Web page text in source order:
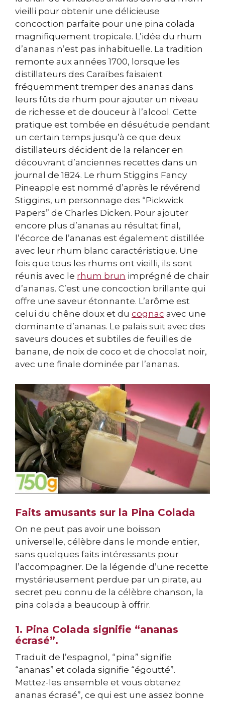
vieilli pour obtenir une délicieuse
concoction parfaite pour une pina colada
magnifiquement tropicale. L’idée du rhum
d’ananas n’est pas inhabituelle. La tradition
remonte aux années 1700, lorsque les
distillateurs des Caraïbes faisaient
fréquemment tremper des ananas dans
leurs fûts de rhum pour ajouter un niveau
de richesse et de douceur à l’alcool. Cette
pratique est tombée en désuétude pendant
un certain temps jusqu’à ce que deux
distillateurs décident de la relancer en
découvrant d’anciennes recettes dans un
journal de 1824. Le rhum Stiggins Fancy
Pineapple est nommé d’après le révérend
Stiggins, un personnage des “Pickwick
Papers” de Charles Dicken. Pour ajouter
encore plus d’ananas au résultat final,
l’écorce de l’ananas est également distillée
avec leur rhum blanc caractéristique. Une
fois que tous les rhums ont vieilli, ils sont
réunis avec le rhum brun imprégné de chair
d’ananas. C’est une concoction brillante qui
offre une saveur étonnante. L’arôme est
celui du chêne doux et du cognac avec une
dominante d’ananas. Le palais suit avec des
saveurs douces et subtiles de feuilles de
banane, de noix de coco et de chocolat noir,
avec une finale dominée par l’ananas.
Faits amusants sur la Pina Colada
On ne peut pas avoir une boisson
universelle, célèbre dans le monde entier,
sans quelques faits intéressants pour
l’accompagner. De la légende d’une recette
mystérieusement perdue par un pirate, au
secret peu connu de la célèbre chanson, la
pina colada a beaucoup à offrir.
1. Pina Colada signifie “ananas
écrasé”.
Traduit de l’espagnol, “pina” signifie
“ananas” et colada signifie “égoutté”.
Mettez-les ensemble et vous obtenez
ananas écrasé”, ce qui est une assez bonne